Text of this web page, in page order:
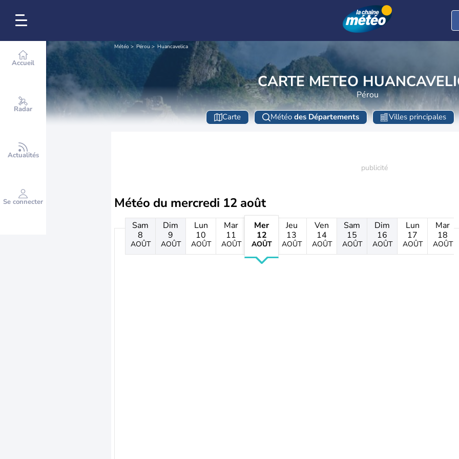
Accueil
Radar
Actualités
Se connecter
Météo Pérou Huancavelica
CARTE METEO
Pérou
Carte Météo des Départements Villes principales
Météo du mercredi 12 août
Sam
8
AOÛT
Dim
9
AOÛT
Lun
10
AOÛT
Mar
11
AOÛT
Mer
12
AOÛT
Jeu
13
AOÛT
Ven
14
AOÛT
Sam
15
AOÛT
Dim
16
AOÛT
Lun
17
AOÛT
Mar
18
AOÛT